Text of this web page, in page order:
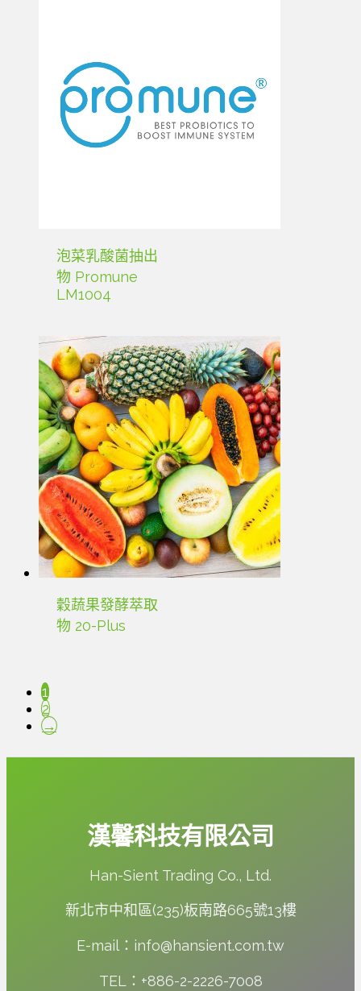
泡菜乳酸菌抽出
物 Promune
LM1004
穀蔬果發酵萃取
物 20-Plus
1
2
→
漢馨科技有限公司
Han-Sient Trading Co., Ltd.
新北市中和區(235)板南路665號13樓
E-mail：info@hansient.com.tw
TEL：+886-2-2226-7008